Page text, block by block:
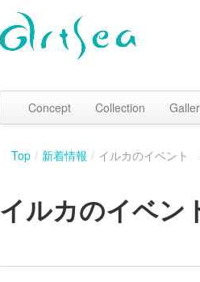
Concept Collection
Top / 新着情報 / イルカのイベント
イルカのイベ